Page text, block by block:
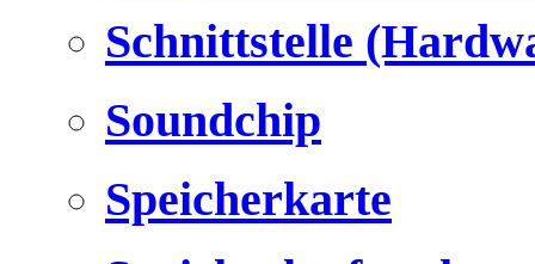
Schnittstelle
Soundchip
Speicherkarte